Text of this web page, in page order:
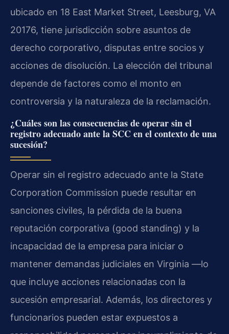
ubicado en 18 East Market Street, Leesburg, VA
20176, tiene jurisdicción sobre asuntos de
derecho corporativo, disputas entre socios y
acciones de disolución. La elección del tribunal
depende de factores como el monto en
controversia y la naturaleza de la reclamación.
¿Cuáles son las consecuencias de operar sin el
registro adecuado ante la SCC en el contexto de una
sucesión?
Operar sin el registro adecuado ante la State
Corporation Commission puede resultar en
sanciones civiles, la pérdida de la buena
reputación corporativa (good standing) y la
incapacidad de la empresa para iniciar o
mantener demandas judiciales en Virginia —lo
que incluye acciones relacionadas con la
sucesión empresarial. Además, los directores y
funcionarios pueden estar expuestos a